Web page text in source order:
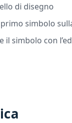
di disegno
simbolo
il simbolo con